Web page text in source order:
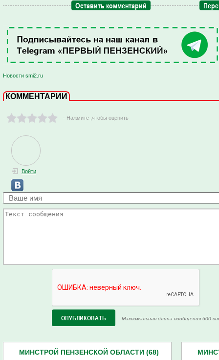
Оставить комментарий
Новости smi2.ru
КОММЕНТАРИИ
- Нажмите ,чтобы оценить
Войти
Максимальная длина сообщения 600
МИНСТРОЙ ПЕНЗЕНСКОЙ ОБЛАСТИ (68)